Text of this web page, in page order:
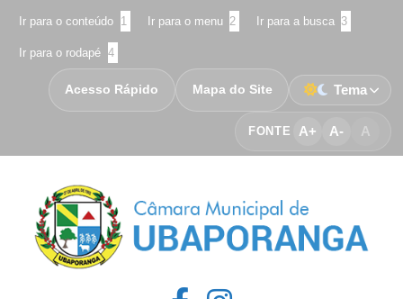
Ir para o conteúdo 1 Ir para o menu 2 Ir para a busca 3
Ir para o rodapé 4
FONTE A+ A- A
Acesso Rápido Mapa do Site Tema